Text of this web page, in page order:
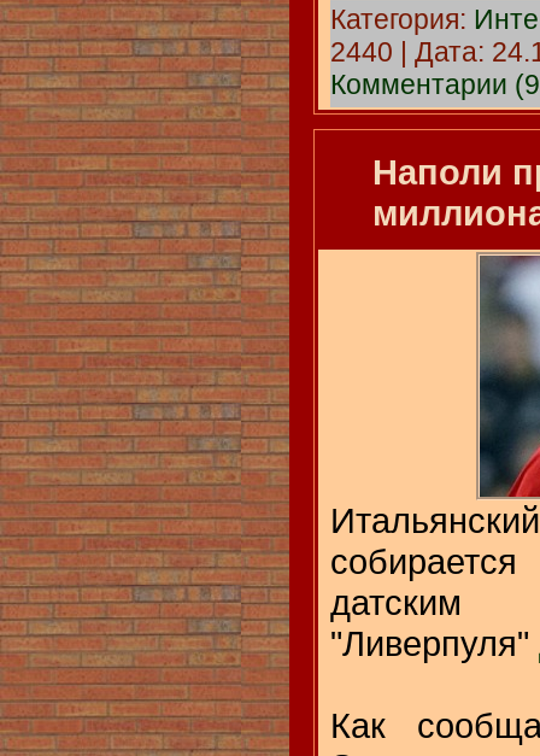
Категория:
2440 | Дата:
Комментарии
Наполи
"Ливерпуля"
Как